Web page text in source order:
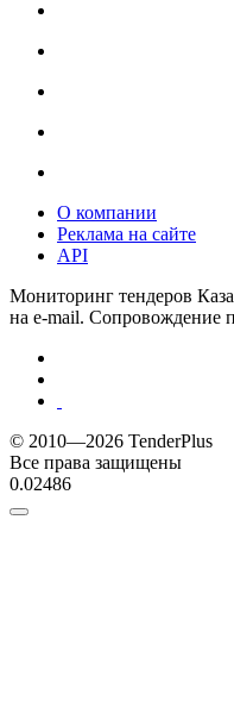
О компании
Реклама на сайте
API
Мониторинг тендеров
на e-mail. Сопровождение
© 2010—2026 TenderPlus
Все права защищены
0.02486